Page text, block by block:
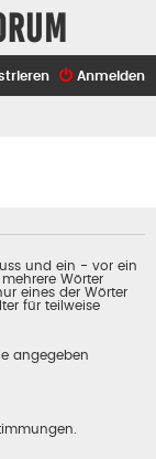
Anmelden
und ein - vor ein
Wörter
eines der Wörter
für teilweise
angegeben